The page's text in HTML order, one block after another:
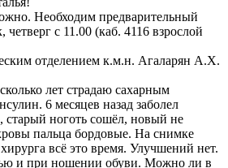
Необходим предварительный
с 11.00 (каб. 4116 взрослой
отделением к.м.н. Агаларян А.Х.
лет страдаю сахарным
6 месяцев назад заболел
старый ноготь сошёл, новый не
пальца бордовые. На снимке
всё это время. Улучшений нет.
и при ношении обуви. Можно ли в